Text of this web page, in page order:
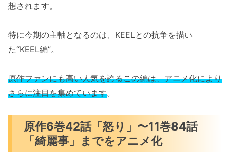
想されます。
特に今期の主軸となるのは、KEELとの抗争を描い
た“KEEL編”。
原作ファンにも高い人気を誇るこの編は、アニメ化により
さらに注目を集めています。
原作6巻42話「怒り」〜11巻84話
「綺麗事」までをアニメ化